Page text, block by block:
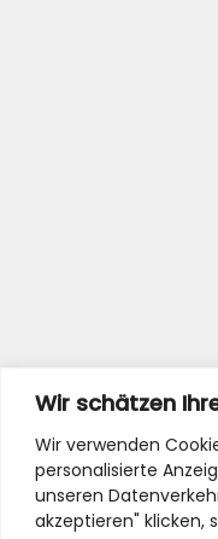
Wir schätzen
Wir verwenden
personalisierte
unseren
akzeptieren" klicken,